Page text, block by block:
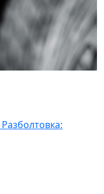
Разболтовка: